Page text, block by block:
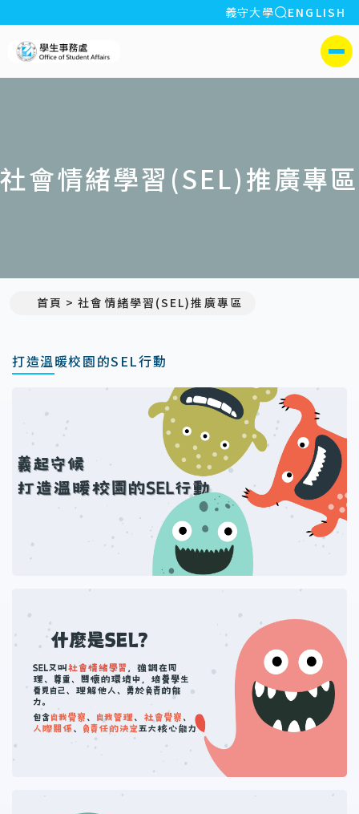
:::
義守大學 全站搜索
ENGLISH
側選單
社會情緒學習(SEL)推廣專區
首頁 社會情緒學習(SEL)推廣專區
打造溫暖校園的SEL行動